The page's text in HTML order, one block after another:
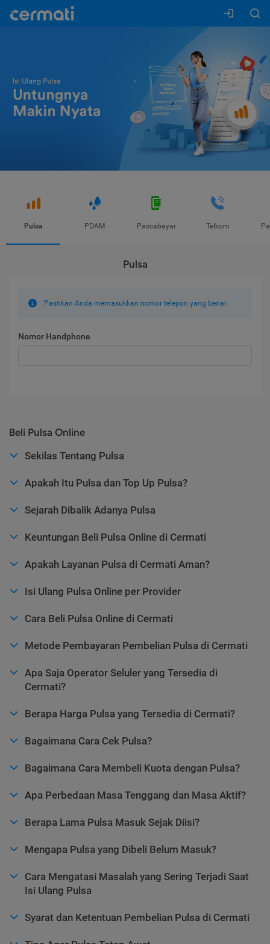
Pulsa PDAM Pascabayar Telkom
Pulsa
Pastikan Anda memasukkan nomor telepon yang benar.
Nomor Handphone
Beli Pulsa Online
Sekilas Tentang Pulsa
Apakah Itu Pulsa dan Top Up Pulsa?
Sejarah Dibalik Adanya Pulsa
Keuntungan Beli Pulsa Online di Cermati
Apakah Layanan Pulsa di Cermati Aman?
Isi Ulang Pulsa Online per Provider
Cara Beli Pulsa Online di Cermati
Metode Pembayaran Pembelian Pulsa di Cermati
Apa Saja Operator Seluler yang Tersedia di
Cermati?
Berapa Harga Pulsa yang Tersedia di Cermati?
Bagaimana Cara Cek Pulsa?
Bagaimana Cara Membeli Kuota dengan Pulsa?
Apa Perbedaan Masa Tenggang dan Masa Aktif?
Berapa Lama Pulsa Masuk Sejak Diisi?
Mengapa Pulsa yang Dibeli Belum Masuk?
Cara Mengatasi Masalah yang Sering Terjadi Saat
Isi Ulang Pulsa
Syarat dan Ketentuan Pembelian Pulsa di Cermati